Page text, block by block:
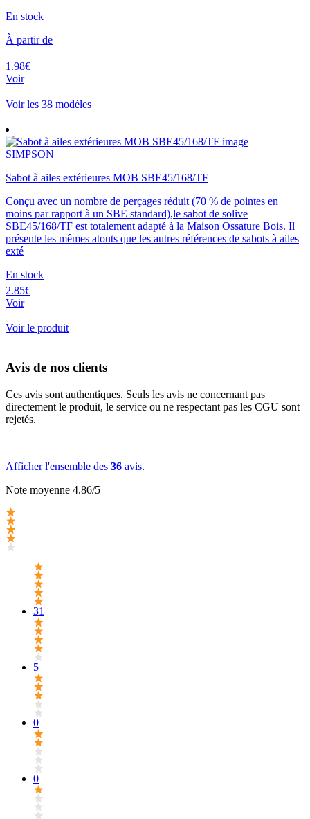
En stock
À partir de
1.98€
Voir
Voir les 38 modèles
SIMPSON
Sabot à ailes extérieures MOB SBE45/168/TF
Conçu avec un nombre de perçages réduit (70 % de pointes en
moins par rapport à un SBE standard),le sabot de solive
SBE45/168/TF est totalement adapté à la Maison Ossature Bois. Il
présente les mêmes atouts que les autres références de sabots à ailes
exté
En stock
2.85€
Voir
Voir le produit
Avis de nos clients
Ces avis sont authentiques. Seuls les avis ne concernant pas
directement le produit, le service ou ne respectant pas les CGU sont
rejetés.
Afficher l'ensemble des 36 avis.
Note moyenne 4.86/5
31
5
0
0